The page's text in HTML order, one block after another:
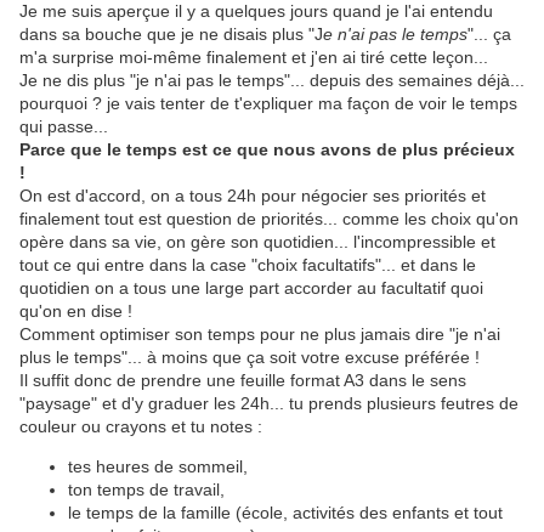
Je me suis aperçue il y a quelques jours quand je l'ai entendu
dans sa bouche que je ne disais plus "Je n'ai pas le temps"... ça
m'a surprise moi-même finalement et j'en ai tiré cette leçon...
Je ne dis plus "je n'ai pas le temps"... depuis des semaines déjà...
pourquoi ? je vais tenter de t'expliquer ma façon de voir le temps
qui passe...
Parce que le temps est ce que nous avons de plus précieux
!
On est d'accord, on a tous 24h pour négocier ses priorités et
finalement tout est question de priorités... comme les choix qu'on
opère dans sa vie, on gère son quotidien... l'incompressible et
tout ce qui entre dans la case "choix facultatifs"... et dans le
quotidien on a tous une large part accorder au facultatif quoi
qu'on en dise !
Comment optimiser son temps pour ne plus jamais dire "je n'ai
plus le temps"... à moins que ça soit votre excuse préférée !
Il suffit donc de prendre une feuille format A3 dans le sens
"paysage" et d'y graduer les 24h... tu prends plusieurs feutres de
couleur ou crayons et tu notes :
tes heures de sommeil,
ton temps de travail,
le temps de la famille (école, activités des enfants et tout